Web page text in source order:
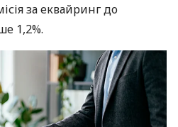
за еквайринг до
1,2%.